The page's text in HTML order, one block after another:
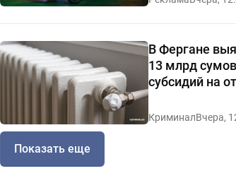
В Фергане
13 млрд
субсидий на
КриминалВчера,
Показать еще